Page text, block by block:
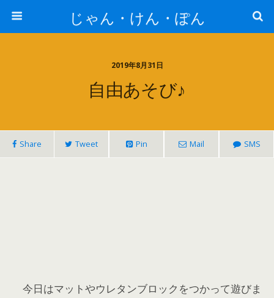
じゃん・けん・ぽん
2019年8月31日
自由あそび♪
Share Tweet Pin Mail SMS
今日はマットやウレタンブロックをつかって遊びま